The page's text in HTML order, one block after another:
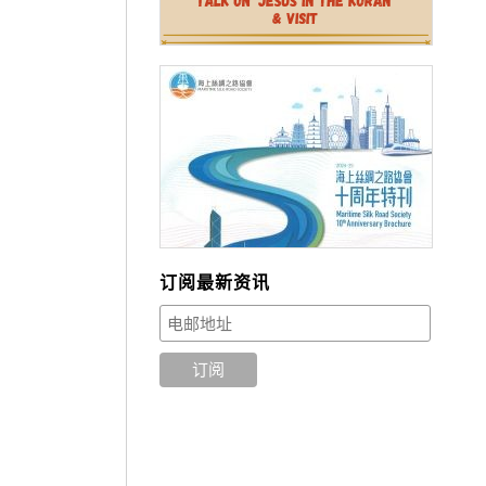
订阅最新资讯